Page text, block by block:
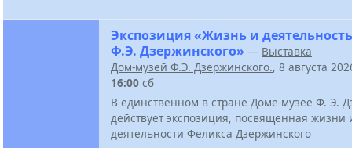
Экспозиция «Жизнь и деятельность
Ф.Э. Дзержинского» — Выставка
Дом-музей Ф.Э. Дзержинского., 8 августа
16:00 сб
В единственном в стране Доме-музее Ф. Э.
действует экспозиция, посвященная жизни
деятельности Феликса Дзержинского